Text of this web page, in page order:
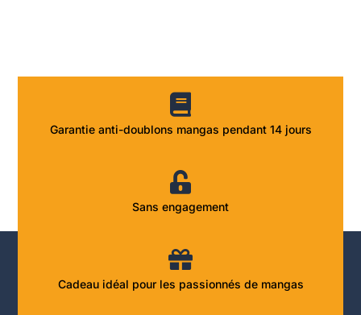
Garantie anti-doublons mangas pendant 14 jours
Sans engagement
Cadeau idéal pour les passionnés de mangas